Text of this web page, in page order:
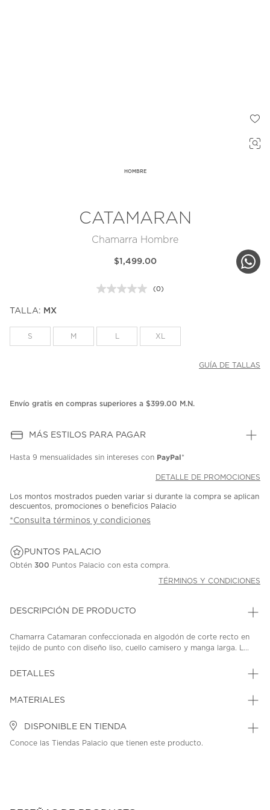
HOMBRE
CATAMARAN
Chamarra Hombre
$1,499.00
Sin
la
misma
(0)
TALLA: MX
S M XL
GUÍA DE TALLAS
Envío gratis en compras superiores a $399.00 M.N.
MÁS ESTILOS PARA PAGAR
Hasta 9 mensualidades sin intereses con PayPal*
DETALLE DE PROMOCIONES
Los montos mostrados pueden variar si durante la compra se aplican
descuentos, promociones o beneficios Palacio
*Consulta términos y condiciones
PUNTOS PALACIO
Obtén 300 Puntos Palacio con esta compra.
TÉRMINOS Y CONDICIONES
DESCRIPCIÓN DE PRODUCTO
Chamarra Catamaran confeccionada en algodón de corte recto en
tejido de punto con diseño liso, cuello camisero y manga larga. L...
DETALLES
MATERIALES
DISPONIBLE EN TIENDA
Conoce las Tiendas Palacio que tienen este producto.